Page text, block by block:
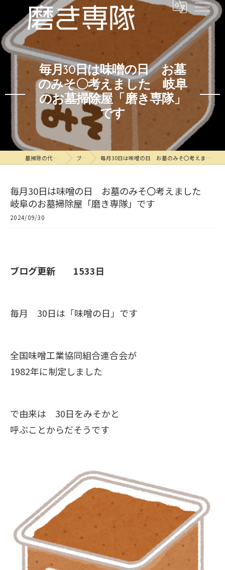
毎月30日は味噌の日 お墓
のみそ〇考えました 岐阜
のお墓掃除屋「磨き専隊」
です
墓掃除の代行なら磨き専隊 ブログ 毎月30日は味噌の日 お墓のみそ〇考えました 岐阜のお墓掃除屋「磨き専隊」です
毎月30日は味噌の日 お墓のみそ〇考えました
岐阜のお墓掃除屋「磨き専隊」です
2024/09/30
ブログ更新 1533日
毎月 30日は「味噌の日」です
全国味噌工業協同組合連合会が
1982年に制定しました
で由来は 30日をみそかと
呼ぶことからだそうです